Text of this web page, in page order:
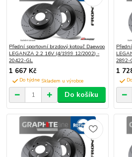
Přední sportovní brzdový kotouč Daewoo
LEGANZA 2.2 16V (4/1999 12/2002) -
20422-GL
1 667 Kč
Do týdne
Do košíku
2892-
1